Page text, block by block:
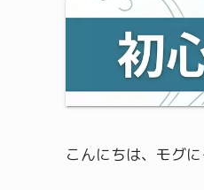
こんにちは、モグ